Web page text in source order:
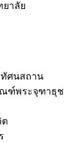
าลัย
ศนสถาน
ฑ์พระจุฑาธุช